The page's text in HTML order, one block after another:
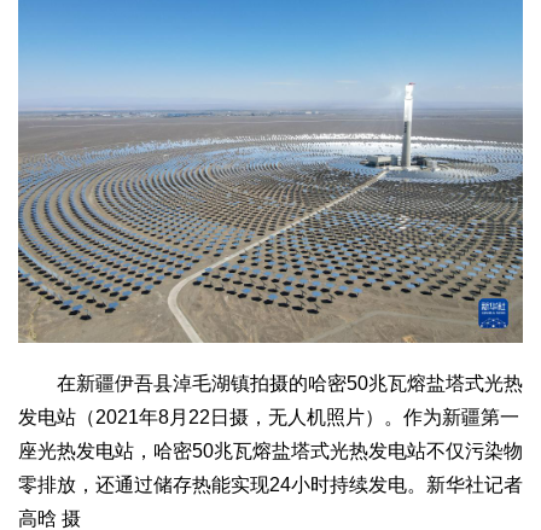
在新疆伊吾县淖毛湖镇拍摄的哈密50兆瓦熔盐塔式光热
发电站（2021年8月22日摄，无人机照片）。作为新疆第一
座光热发电站，哈密50兆瓦熔盐塔式光热发电站不仅污染物
零排放，还通过储存热能实现24小时持续发电。新华社记者
高晗 摄